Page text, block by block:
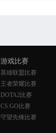
游戏比赛
英雄联盟比赛
王者荣耀比赛
DOTA2比赛
CS:GO比赛
守望先锋比赛